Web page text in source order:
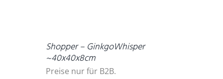
Shopper – GinkgoWhisper
~40x40x8cm
Preise nur für B2B.